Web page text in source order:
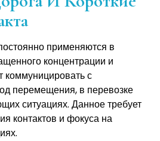
применяются в
концентрации и
с
перемещения, в перевозке
ситуациях. Данное требует
контактов и фокуса на